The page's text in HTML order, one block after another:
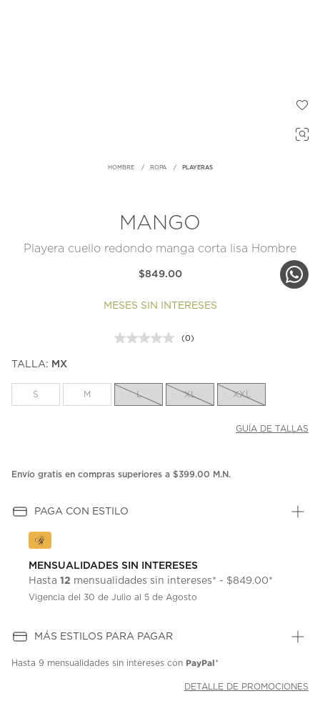
HOMBRE ROPA PLAYERAS
MANGO
Playera cuello redondo manga corta lisa Hombre
$849.00
MESES SIN INTERESES
Sin
la
misma
(0)
TALLA: MX
S M L XL XXL
GUÍA DE TALLAS
Envío gratis en compras superiores a $399.00 M.N.
PAGA CON ESTILO
MENSUALIDADES SIN INTERESES
Hasta 12 mensualidades sin intereses* - $849.00*
Vigencia del 30 de Julio al 5 de Agosto
MÁS ESTILOS PARA PAGAR
Hasta 9 mensualidades sin intereses con PayPal*
DETALLE DE PROMOCIONES